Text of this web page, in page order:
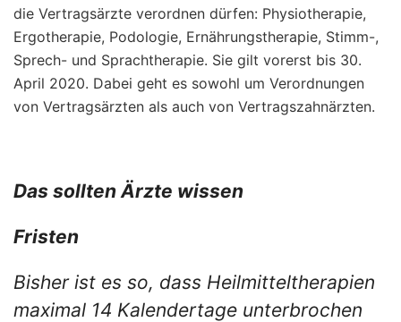
die Vertragsärzte verordnen dürfen: Physiotherapie,
Ergotherapie, Podologie, Ernährungstherapie, Stimm-,
Sprech- und Sprachtherapie. Sie gilt vorerst bis 30.
April 2020. Dabei geht es sowohl um Verordnungen
von Vertragsärzten als auch von Vertragszahnärzten.
Das sollten Ärzte wissen
Fristen
Bisher ist es so, dass Heilmitteltherapien
maximal 14 Kalendertage unterbrochen